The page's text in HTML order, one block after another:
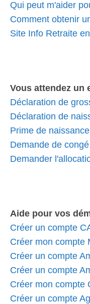
Qui peut m'aider
Comment obtenir
Site Info Retraite
Vous attendez un
Déclaration de
Déclaration de
Prime de
Demande de
Demander
Aide pour vos
Créer un compte
Créer mon compte
Créer un compte
Créer un compte
Créer mon compte
Créer un compte